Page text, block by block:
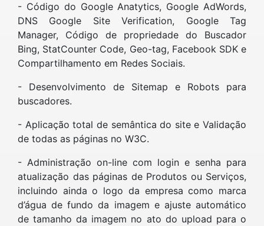
- Código do Google Anatytics, Google AdWords,
DNS Google Site Verification, Google Tag
Manager, Código de propriedade do Buscador
Bing, StatCounter Code, Geo-tag, Facebook SDK e
Compartilhamento em Redes Sociais.
- Desenvolvimento de Sitemap e Robots para
buscadores.
- Aplicação total de semântica do site e Validação
de todas as páginas no W3C.
- Administração on-line com login e senha para
atualização das páginas de Produtos ou Serviços,
incluindo ainda o logo da empresa como marca
d’água de fundo da imagem e ajuste automático
de tamanho da imagem no ato do upload para o